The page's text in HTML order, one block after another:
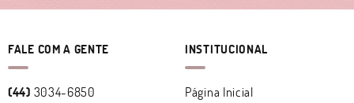
FALE COM A GENTE
(44) 3034-6850
INSTITUCIONAL
Página Inicial